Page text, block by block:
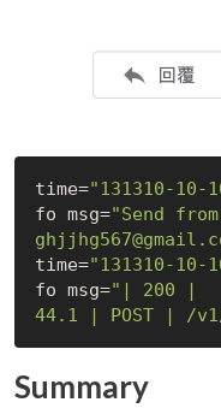
time="131310-10-
fo msg="Send
time="131310-10-
fo msg="| 200 |
44.1 | POST | /
Summary